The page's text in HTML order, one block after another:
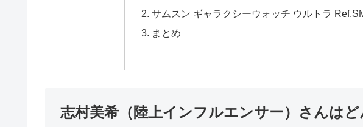
サムスン ギャラクシーウォッチ ウルトラ
まとめ
志村美希（陸上インフルエンサー）さんはど